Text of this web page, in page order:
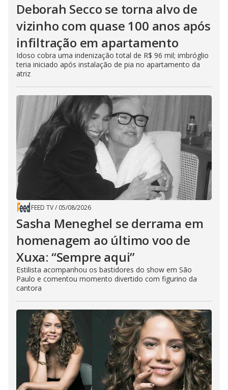
Deborah Secco se torna alvo de
vizinho com quase 100 anos após
infiltração em apartamento
Idoso cobra uma indenização total de R$ 96 mil; imbróglio
teria iniciado após instalação de pia no apartamento da
atriz
FEED TV/ 05/08/2026
Sasha Meneghel se derrama em
homenagem ao último voo de
Xuxa: “Sempre aqui”
Estilista acompanhou os bastidores do show em São
Paulo e comentou momento divertido com figurino da
cantora